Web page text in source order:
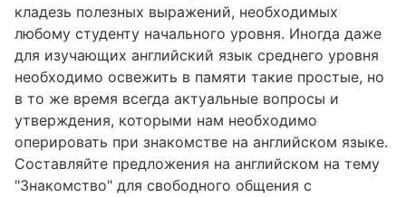
кладезь полезных выражений, необходимых
любому студенту начального уровня. Иногда даже
для изучающих английский язык среднего уровня
необходимо освежить в памяти такие простые, но
в то же время всегда актуальные вопросы и
утверждения, которыми нам необходимо
оперировать при знакомстве на английском языке.
Составляйте предложения на английском на тему
"Знакомство" для свободного общения с